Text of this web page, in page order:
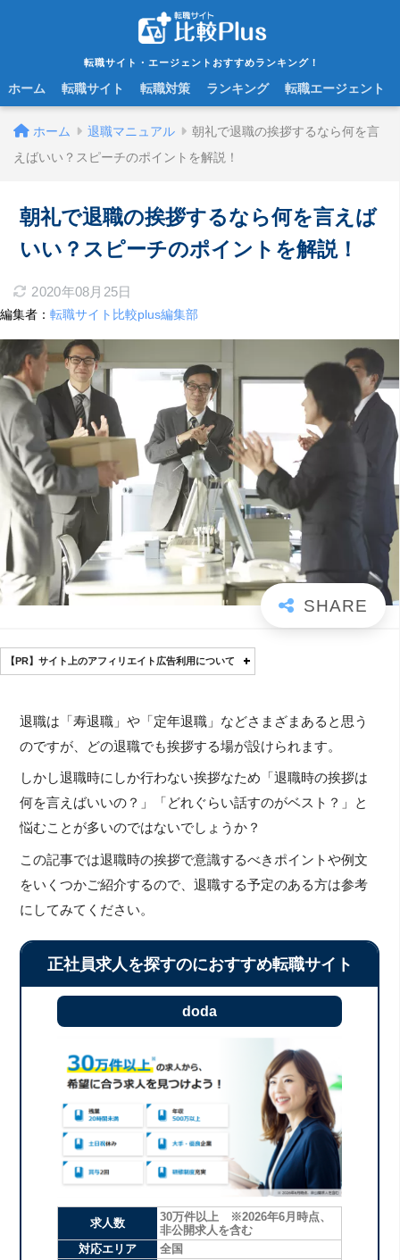
転職サイト・エージェントおすすめランキング！
ホーム 転職サイト 転職対策 ランキング 転職エージェント
ホーム 退職マニュアル
朝礼で退職の挨拶するなら何を言
えばいい？スピーチのポイントを解説！
朝礼で退職の挨拶するなら何を言えば
いい？スピーチのポイントを解説！
2020年08月25日
編集者： 転職サイト比較plus編集部
【PR】サイト上のアフィリエイト広告利用について
退職は「寿退職」や「定年退職」などさまざまあると思う
のですが、どの退職でも挨拶する場が設けられます。
しかし退職時にしか行わない挨拶なため「退職時の挨拶は
何を言えばいいの？」「どれぐらい話すのがベスト？」と
悩むことが多いのではないでしょうか？
この記事では退職時の挨拶で意識するべきポイントや例文
をいくつかご紹介するので、退職する予定のある方は参考
にしてみてください。
正社員求人を探すのにおすすめ転職サイト
doda
求人数
30万件以上 ※2026年6月時点、
非公開求人を含む
対応エリア
全国